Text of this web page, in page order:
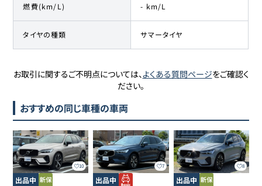
燃費(km/L) - km/L
タイヤの種類 サマータイヤ
お取引に関するご不明点については、よくある質問ページをご確認く
ださい。
おすすめの同じ車種の車両
10
出品中
7
出品中
8
出品中